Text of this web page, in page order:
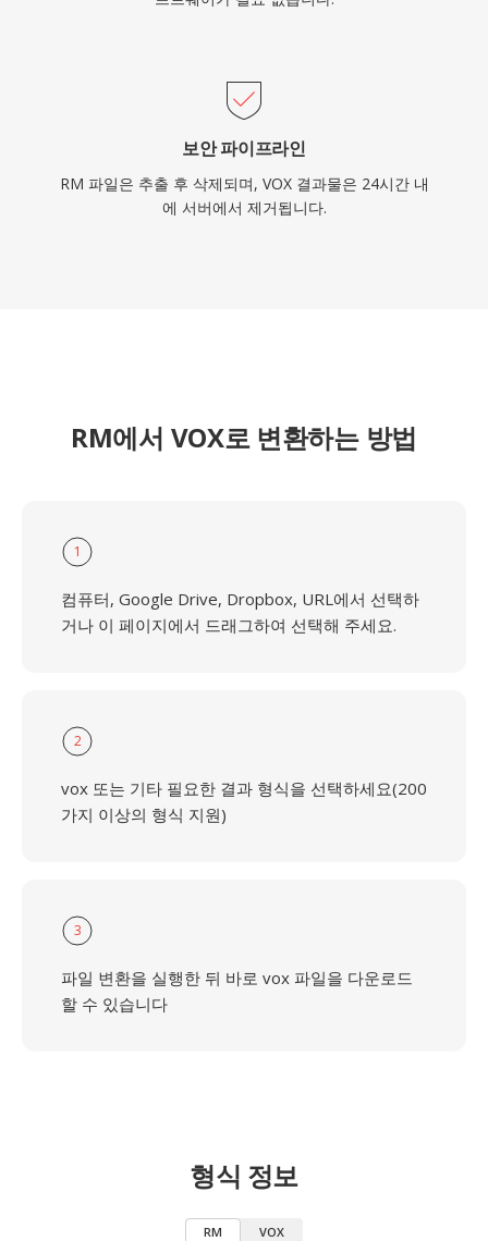
보안 파이프라인
RM 파일은 추출 후 삭제되며, VOX 결과물은 24시간 내
에 서버에서 제거됩니다.
RM에서 VOX로 변환하는 방법
1
컴퓨터, Google Drive, Dropbox, URL에서 선택하
거나 이 페이지에서 드래그하여 선택해 주세요.
2
vox 또는 기타 필요한 결과 형식을 선택하세요(200
가지 이상의 형식 지원)
3
파일 변환을 실행한 뒤 바로 vox 파일을 다운로드
할 수 있습니다
형식 정보
RM VOX